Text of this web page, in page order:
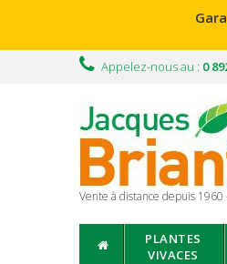
Appelez-nous au : 0
Vente à distance depuis
PLANTES
VIVACES